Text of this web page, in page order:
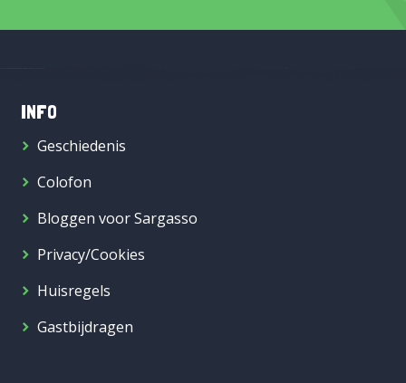
INFO
Geschiedenis
Colofon
Bloggen voor Sargasso
Privacy/Cookies
Huisregels
Gastbijdragen